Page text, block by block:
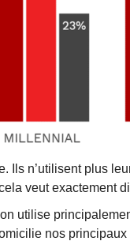
Ils n’utilisent plus
veut exactement
utilise
nos